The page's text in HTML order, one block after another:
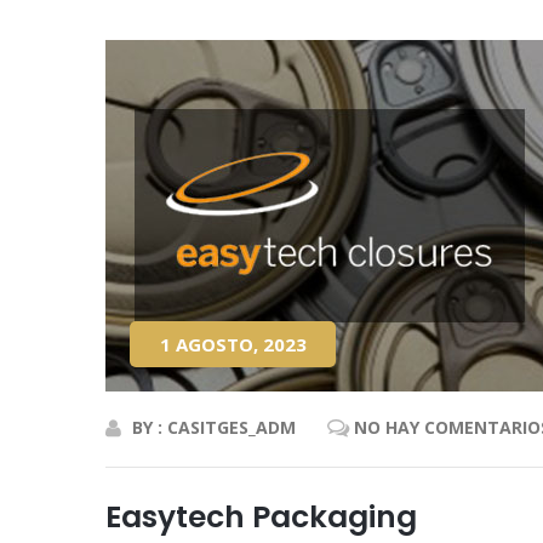
1 AGOSTO, 2023
BY : CASITGES_ADM NO HAY
Easytech Packaging